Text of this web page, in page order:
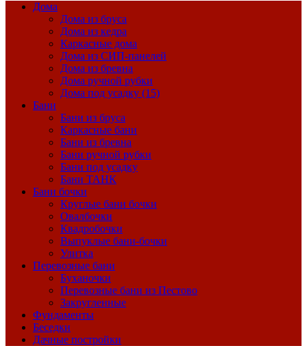
Дома
Дома из бруса
Дома из кедра
Каркасные дома
Дома из СИП-панелей
Дома из бревна
Дома ручной рубки
Дома под усадку (15)
Бани
Бани из бруса
Каркасные бани
Бани из бревна
Бани ручной рубки
Бани под усадку
Бани ТАНК
Бани бочки
Круглые бани бочки
Овалбочки
Квадробочки
Выпуклые бани-бочки
Улитка
Перевозные бани
Буханочки
Перевозные бани из Пестово
Закругленные
Фундаменты
Беседки
Дачные постройки